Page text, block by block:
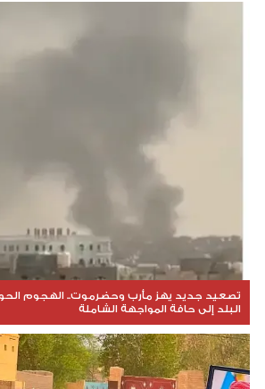
تصعيد جديد يهز مأرب وحضرموت.. الهجوم
البلد إلى حافة المواجهة الشاملة